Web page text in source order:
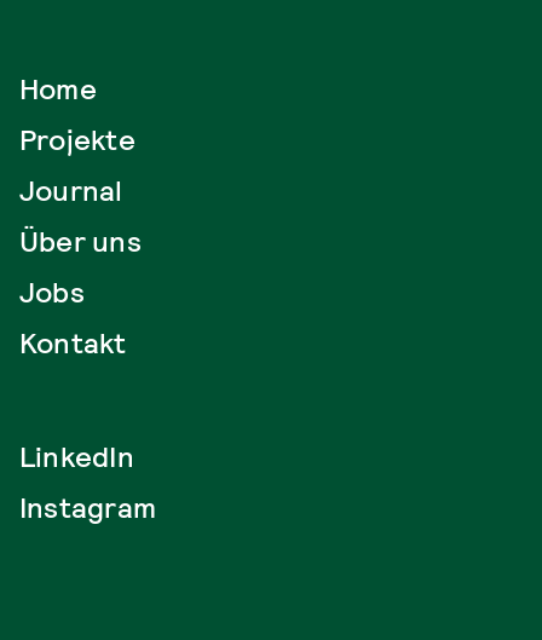
Home
Projekte
Journal
Über uns
Jobs
Kontakt
LinkedIn
Instagram